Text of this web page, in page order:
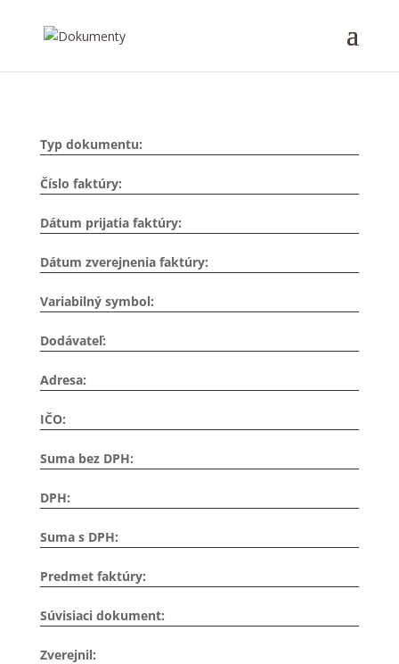
Typ dokumentu:
Číslo faktúry:
Dátum prijatia faktúry:
Dátum zverejnenia faktúry:
Variabilný symbol:
Dodávateľ:
Adresa:
IČO:
Suma bez DPH:
DPH:
Suma s DPH:
Predmet faktúry:
Súvisiaci dokument:
Zverejnil: